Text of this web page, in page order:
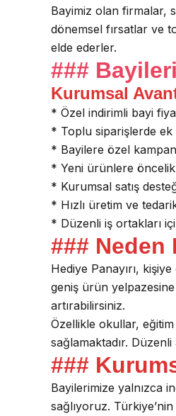
Bayimiz olan firmalar,
dönemsel fırsatlar ve
elde ederler.
###
Kurumsal
* Özel indirimli bayi
* Toplu siparişlerde ek
* Bayilere özel
* Yeni ürünlere
* Kurumsal satış
* Hızlı üretim ve
* Düzenli iş ortakları
### Neden
Hediye Panayırı,
geniş ürün yelpazesine
artırabilirsiniz.
Özellikle okullar,
sağlamaktadır.
###
Bayilerimize yalnızca
sağlıyoruz.